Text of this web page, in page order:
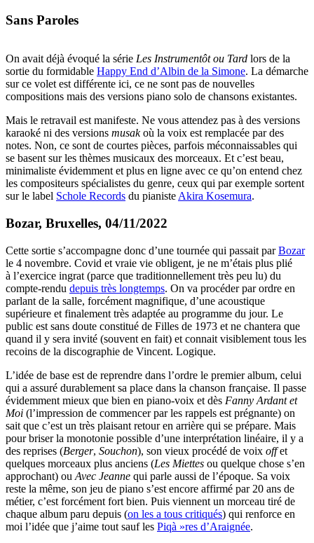
Sans Paroles
On avait déjà évoqué la série Les Instrumentôt ou Tard lors de la
sortie du formidable Happy End d’Albin de la Simone. La démarche
sur ce volet est différente ici, ce ne sont pas de nouvelles
compositions mais des versions piano solo de chansons existantes.
Mais le retravail est manifeste. Ne vous attendez pas à des versions
karaoké ni des versions musakoù la voix est remplacée par des
notes. Non, ce sont de courtes pièces, parfois méconnaissables qui
se basent sur les thèmes musicaux des morceaux. Et c’est beau,
minimaliste évidemment et plus en ligne avec ce qu’on entend chez
les compositeurs spécialistes du genre, ceux qui par exemple sortent
sur le label Schole Records du pianiste Akira Kosemura.
Bozar, Bruxelles, 04/11/2022
Cette sortie s’accompagne donc d’une tournée qui passait parBozar
le 4 novembre. Covid et vraie vie obligent, je ne m’étais plus plié
à l’exercice ingrat (parce que traditionnellement très peu lu) du
compte-rendu depuis très longtemps. On va procéder par ordre en
parlant de la salle, forcément magnifique, d’une acoustique
supérieure et finalement très adaptée au programme du jour. Le
public est sans doute constitué de Filles de 1973 et ne chantera que
quand il y sera invité (souvent en fait) et connait visiblement tous les
recoins de la discographie de Vincent. Logique.
L’idée de base est de reprendre dans l’ordre le premier album, celui
qui a assuré durablement sa place dans la chanson française. Il passe
évidemment mieux que bien en piano-voix et dès Fanny Ardant et
Moi (l’impression de commencer par les rappels est prégnante) on
sait que c’est un très plaisant retour en arrière qui se prépare. Mais
pour briser la monotonie possible d’une interprétation linéaire, il y a
des reprises (Berger, Souchon), son vieux procédé de voix offet
quelques morceaux plus anciens (Les Miettes ou quelque chose s’en
approchant) ou Avec Jeanne qui parle aussi de l’époque. Sa voix
reste la même, son jeu de piano s’est encore affirmé par 20 ans de
métier, c’est forcément fort bien. Puis viennent un morceau tiré de
chaque album paru depuis (on les a tous critiqués) qui renforce en
moi l’idée que j’aime tout sauf les Piqà »res d’Araignée.